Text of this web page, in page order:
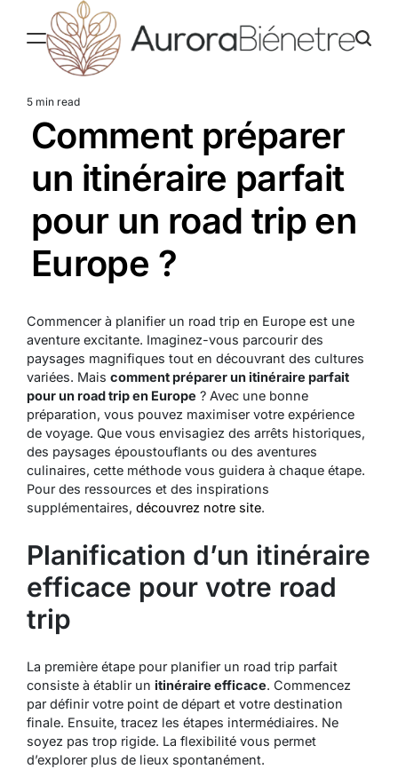
content
Estimated
read
time
5 min read
Comment préparer
un itinéraire parfait
pour un road trip en
Europe ?
Commencer à planifier un road trip en Europe est une
aventure excitante. Imaginez-vous parcourir des
paysages magnifiques tout en découvrant des cultures
variées. Mais comment préparer un itinéraire parfait
pour un road trip en Europe ? Avec une bonne
préparation, vous pouvez maximiser votre expérience
de voyage. Que vous envisagiez des arrêts historiques,
des paysages époustouflants ou des aventures
culinaires, cette méthode vous guidera à chaque étape.
Pour des ressources et des inspirations
supplémentaires, découvrez notre site.
Planification d’un itinéraire
efficace pour votre road
trip
La première étape pour planifier un road trip parfait
consiste à établir un itinéraire efficace. Commencez
par définir votre point de départ et votre destination
finale. Ensuite, tracez les étapes intermédiaires. Ne
soyez pas trop rigide. La flexibilité vous permet
d’explorer plus de lieux spontanément.